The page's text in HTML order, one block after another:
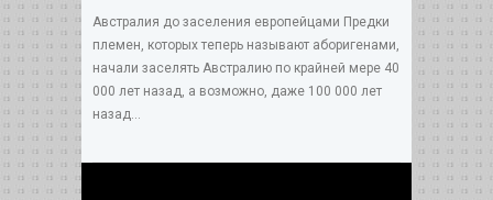
Австралия до заселения европейцами Предки
племен, которых теперь называют аборигенами,
начали заселять Австралию по крайней мере 40
000 лет назад, а возможно, даже 100 000 лет
назад...